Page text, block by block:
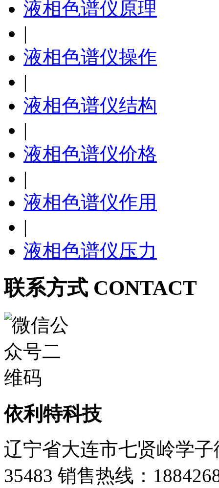
液相色谱仪原理
|
液相色谱仪操作
|
液相色谱仪结构
|
液相色谱仪价格
|
液相色谱仪作用
|
液相色谱仪压力
联系方式 CONTACT
依利特科技
辽宁省大连市七贤岭学子
35483 销售热线：